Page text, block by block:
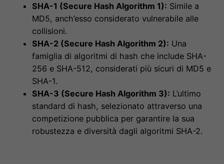
SHA-1 (Secure Hash Algorithm 1): Simile a
MD5, anch’esso considerato vulnerabile alle
collisioni.
SHA-2 (Secure Hash Algorithm 2): Una
famiglia di algoritmi di hash che include SHA-
256 e SHA-512, considerati più sicuri di MD5 e
SHA-1.
SHA-3 (Secure Hash Algorithm 3): L’ultimo
standard di hash, selezionato attraverso una
competizione pubblica per garantire la sua
robustezza e diversità dagli algoritmi SHA-2.